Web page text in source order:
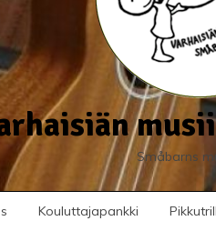
Småbarns
Kouluttajapankki